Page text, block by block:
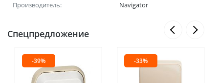
Производитель: Navigator
Спецпредложение
-39% -33%